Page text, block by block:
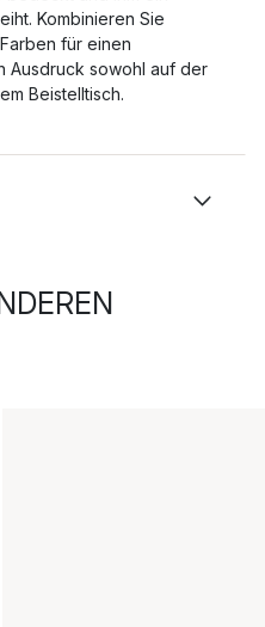
Kombinieren Sie
für einen
Ausdruck sowohl auf der
Beistelltisch.